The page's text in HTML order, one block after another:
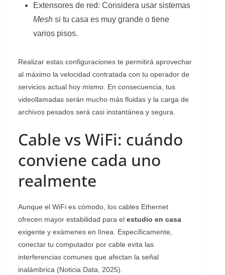
​Extensores de red: Considera usar sistemas
Mesh si tu casa es muy grande o tiene
varios pisos.
​Realizar estas configuraciones te permitirá aprovechar
al máximo la velocidad contratada con tu operador de
servicios actual hoy mismo. En consecuencia, tus
videollamadas serán mucho más fluidas y la carga de
archivos pesados será casi instantánea y segura.
Cable vs WiFi: cuándo
conviene cada uno
realmente
​Aunque el WiFi es cómodo, los cables Ethernet
ofrecen mayor estabilidad para el estudio en casa
exigente y exámenes en línea. Específicamente,
conectar tu computador por cable evita las
interferencias comunes que afectan la señal
inalámbrica (Noticia Data, 2025).